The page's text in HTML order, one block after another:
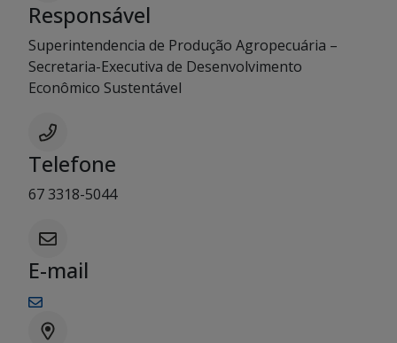
Responsável
Superintendencia de Produção Agropecuária –
Secretaria-Executiva de Desenvolvimento
Econômico Sustentável
Telefone
67 3318-5044
E-mail